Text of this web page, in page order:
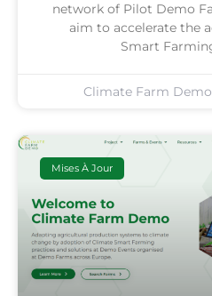
network of Pilot Demo
aim to accelerate the
Smart
Climate Farm Demo
Mises À Jour